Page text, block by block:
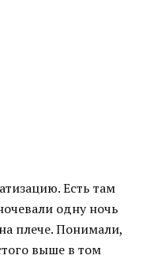
Есть там
одну ночь
плече. Понимали,
выше в том